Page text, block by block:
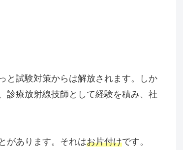
と試験対策からは解放されます。しか
診療放射線技師として経験を積み、社
があります。それはお片付けです。